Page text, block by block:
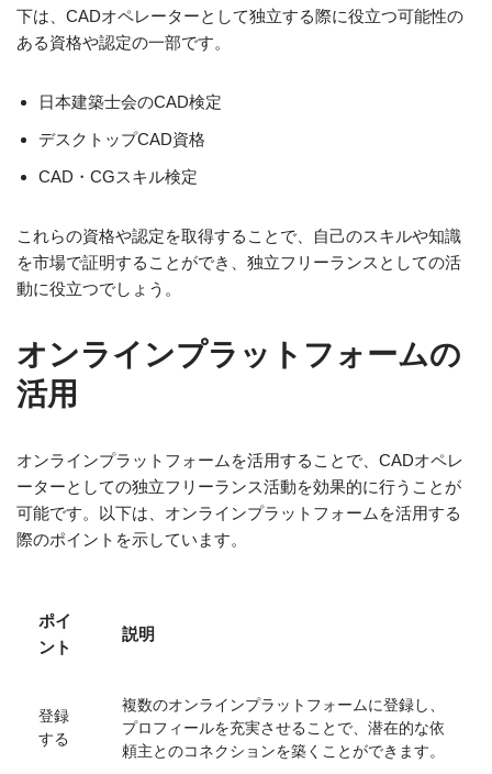
下は、CADオペレーターとして独立する際に役立つ可能性の
ある資格や認定の一部です。
日本建築士会のCAD検定
デスクトップCAD資格
CAD・CGスキル検定
これらの資格や認定を取得することで、自己のスキルや知識
を市場で証明することができ、独立フリーランスとしての活
動に役立つでしょう。
オンラインプラットフォームの
活用
オンラインプラットフォームを活用することで、CADオペレ
ーターとしての独立フリーランス活動を効果的に行うことが
可能です。以下は、オンラインプラットフォームを活用する
際のポイントを示しています。
ポイ
ント
説明
登録
する
複数のオンラインプラットフォームに登録し、
プロフィールを充実させることで、潜在的な依
頼主とのコネクションを築くことができます。